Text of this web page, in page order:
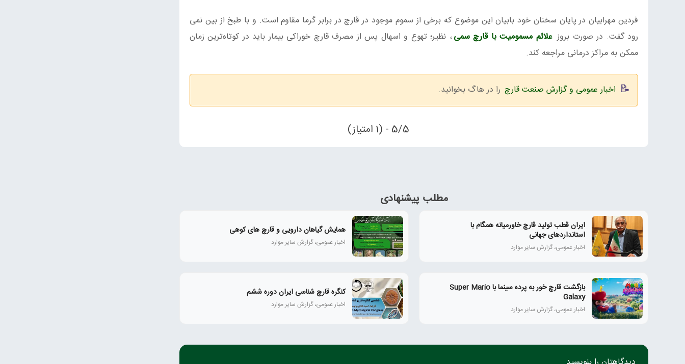
فردین مهرابیان در پایان سخنان خود بابیان این موضوع که برخی از سموم موجود در قارچ در برابر گرما مقاوم است. و با طبخ از بین نمی‌
رود گفت. در صورت بروز علائم مسمومیت با قارچ سمی، نظیر؛ تهوع و اسهال پس از مصرف قارچ خوراکی بیمار باید در کوتاه‌ترین زمان
ممکن به مراکز درمانی مراجعه کند.
اخبار عمومی و گزارش صنعت قارچ را در هاگ بخوانید.
5/5 - (1 امتیاز)
مطلب پیشنهادی
ایران قطب تولید قارچ خاورمیانه همگام با
استانداردهای جهانی
اخبار عمومی، گزارش سایر موارد
همايش گياهان دارويی و قارچ‌ های كوهی
اخبار عمومی، گزارش سایر موارد
بازگشت قارچ خور به پرده سینما با Super Mario
Galaxy
اخبار عمومی، گزارش سایر موارد
کنگره قارچ شناسی ایران دوره ششم
اخبار عمومی، گزارش سایر موارد